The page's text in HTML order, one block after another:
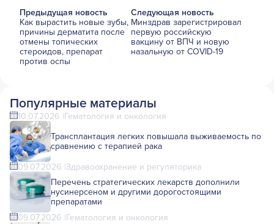
Предыдущая новость
Как вырастить новые зубы,
причины дерматита после
отмены топических
стероидов, препарат
против оспы
Следующая новость
Минздрав зарегистрировал
первую российскую
вакцину от ВПЧ и новую
назальную от COVID-19
Популярные материалы
10.07.2026 Гематология и онкология
Трансплантация легких повышала выживаемость по
сравнению с терапией рака
09.07.2026 Здравоохранение и регуляторика
Перечень стратегических лекарств дополнили
нусинерсеном и другими дорогостоящими
препаратами
09.07.2026 Гематология и онкология